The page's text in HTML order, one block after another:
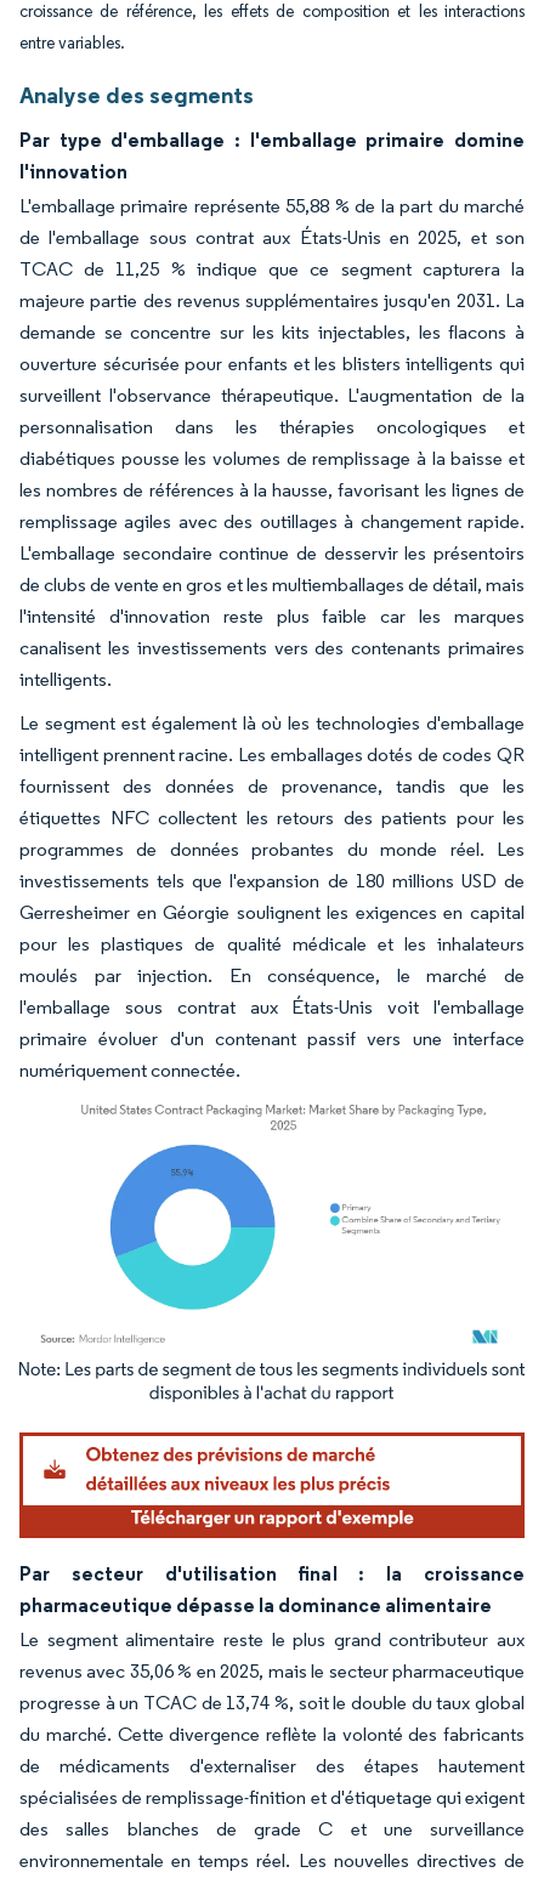
croissance de référence, les effets de composition et les interactions
entre variables.
Analyse des segments
Par type d'emballage : l'emballage primaire domine
l'innovation
L'emballage primaire représente 55,88 % de la part du marché
de l'emballage sous contrat aux États-Unis en 2025, et son
TCAC de 11,25 % indique que ce segment capturera la
majeure partie des revenus supplémentaires jusqu'en 2031. La
demande se concentre sur les kits injectables, les flacons à
ouverture sécurisée pour enfants et les blisters intelligents qui
surveillent l'observance thérapeutique. L'augmentation de la
personnalisation dans les thérapies oncologiques et
diabétiques pousse les volumes de remplissage à la baisse et
les nombres de références à la hausse, favorisant les lignes de
remplissage agiles avec des outillages à changement rapide.
L'emballage secondaire continue de desservir les présentoirs
de clubs de vente en gros et les multiemballages de détail, mais
l'intensité d'innovation reste plus faible car les marques
canalisent les investissements vers des contenants primaires
intelligents.
Le segment est également là où les technologies d'emballage
intelligent prennent racine. Les emballages dotés de codes QR
fournissent des données de provenance, tandis que les
étiquettes NFC collectent les retours des patients pour les
programmes de données probantes du monde réel. Les
investissements tels que l'expansion de 180 millions USD de
Gerresheimer en Géorgie soulignent les exigences en capital
pour les plastiques de qualité médicale et les inhalateurs
moulés par injection. En conséquence, le marché de
l'emballage sous contrat aux États-Unis voit l'emballage
primaire évoluer d'un contenant passif vers une interface
numériquement connectée.
Image © Mordor Intelligence. La réutilisation nécessite une attribution sous CC BY
Par secteur d'utilisation final : la croissance
pharmaceutique dépasse la dominance alimentaire
Le segment alimentaire reste le plus grand contributeur aux
revenus avec 35,06 % en 2025, mais le secteur pharmaceutique
progresse à un TCAC de 13,74 %, soit le double du taux global
du marché. Cette divergence reflète la volonté des fabricants
de médicaments d'externaliser des étapes hautement
spécialisées de remplissage-finition et d'étiquetage qui exigent
des salles blanches de grade C et une surveillance
environnementale en temps réel. Les nouvelles directives de